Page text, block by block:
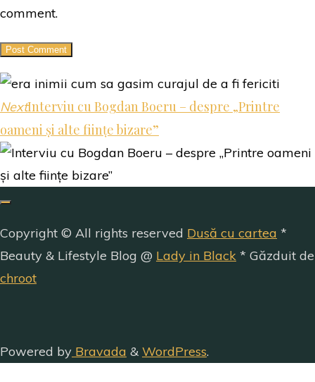
comment.
NextInterviu cu Bogdan Boeru – despre „Printre
oameni și alte ființe bizare”
Copyright © All rights reserved Dusă cu cartea *
Beauty & Lifestyle Blog @ Lady in Black * Găzduit de
chroot
Powered by Bravada & WordPress.